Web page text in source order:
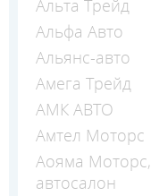
Альта Трейд
Альфа Авто
Альянс-авто
Амега Трейд
АМК АВТО
Амтел Моторс
Аояма Моторс,
автосалон